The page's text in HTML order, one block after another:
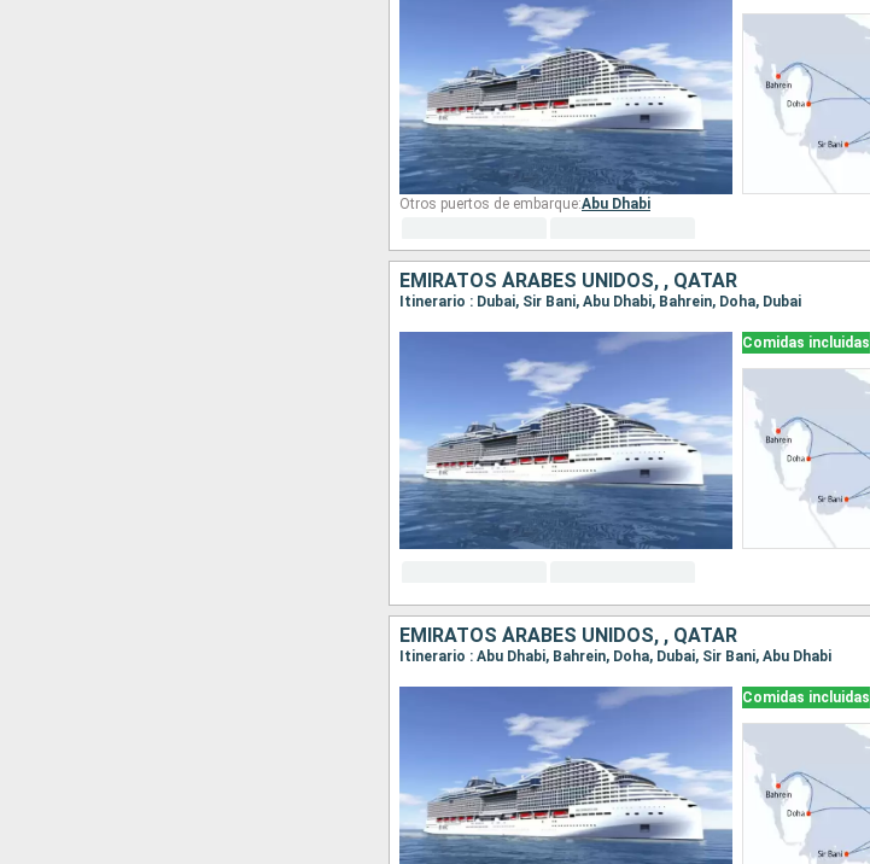
Otros puertos de embarque:Abu Dhabi
EMIRATOS ÁRABES UNIDOS, , QATAR
Itinerario : Dubai, Sir Bani, Abu Dhabi, Bahrein, Doha, Dubai
Comidas incluidas
EMIRATOS ÁRABES UNIDOS, , QATAR
Itinerario : Abu Dhabi, Bahrein, Doha, Dubai, Sir Bani, Abu Dhabi
Comidas incluidas